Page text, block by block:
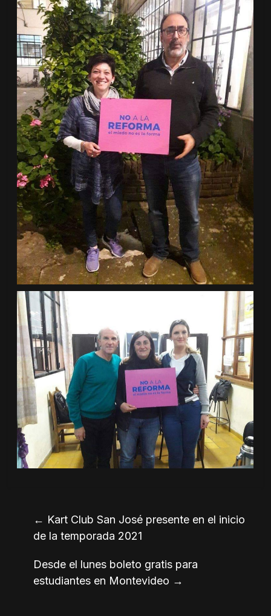
← Kart Club San José presente en el inicio
de la temporada 2021
Desde el lunes boleto gratis para
estudiantes en Montevideo →